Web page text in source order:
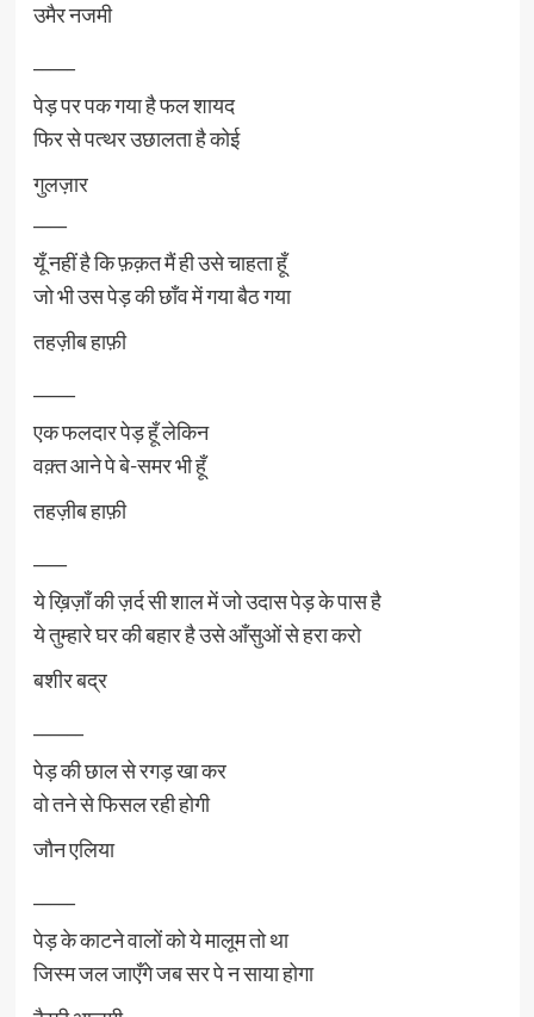
उमैर नजमी
पेड़ पर पक गया है फल शायद
फिर से पत्थर उछालता है कोई
गुलज़ार
यूँ नहीं है कि फ़क़त मैं ही उसे चाहता हूँ
जो भी उस पेड़ की छाँव में गया बैठ गया
तहज़ीब हाफ़ी
एक फलदार पेड़ हूँ लेकिन
वक़्त आने पे बे-समर भी हूँ
तहज़ीब हाफ़ी
ये ख़िज़ाँ की ज़र्द सी शाल में जो उदास पेड़ के पास है
ये तुम्हारे घर की बहार है उसे आँसुओं से हरा करो
बशीर बद्र
पेड़ की छाल से रगड़ खा कर
वो तने से फिसल रही होगी
जौन एलिया
पेड़ के काटने वालों को ये मालूम तो था
जिस्म जल जाएँगे जब सर पे न साया होगा